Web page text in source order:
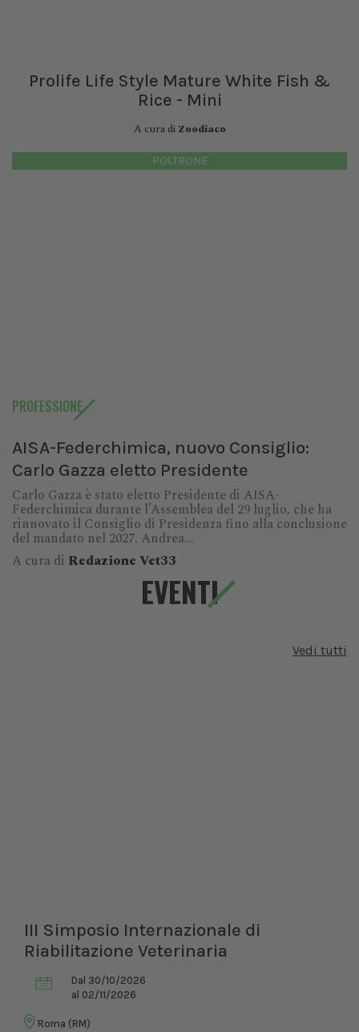
Prolife Life Style Mature White Fish &
Rice - Mini
A cura di Zoodiaco
POLTRONE
PROFESSIONE
AISA-Federchimica, nuovo Consiglio:
Carlo Gazza eletto Presidente
Carlo Gazza è stato eletto Presidente di AISA-
Federchimica durante l’Assemblea del 29 luglio, che ha
rinnovato il Consiglio di Presidenza fino alla conclusione
del mandato nel 2027. Andrea...
A cura di Redazione Vet33
EVENTI
Vedi tutti
III Simposio Internazionale di
Riabilitazione Veterinaria
Dal 30/10/2026
al 02/11/2026
Roma (RM)